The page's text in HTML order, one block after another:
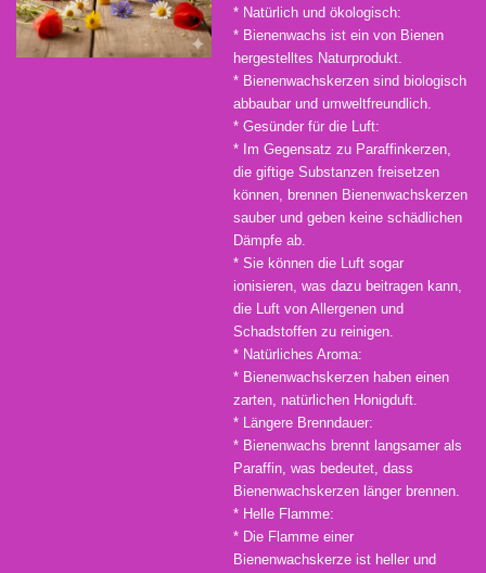
* Natürlich und ökologisch:
* Bienenwachs ist ein von Bienen
hergestelltes Naturprodukt.
* Bienenwachskerzen sind biologisch
abbaubar und umweltfreundlich.
* Gesünder für die Luft:
* Im Gegensatz zu Paraffinkerzen,
die giftige Substanzen freisetzen
können, brennen Bienenwachskerzen
sauber und geben keine schädlichen
Dämpfe ab.
* Sie können die Luft sogar
ionisieren, was dazu beitragen kann,
die Luft von Allergenen und
Schadstoffen zu reinigen.
* Natürliches Aroma:
* Bienenwachskerzen haben einen
zarten, natürlichen Honigduft.
* Längere Brenndauer:
* Bienenwachs brennt langsamer als
Paraffin, was bedeutet, dass
Bienenwachskerzen länger brennen.
* Helle Flamme:
* Die Flamme einer
Bienenwachskerze ist heller und